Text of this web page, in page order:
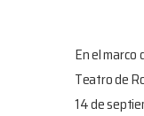
En el
Teatro de
14 de